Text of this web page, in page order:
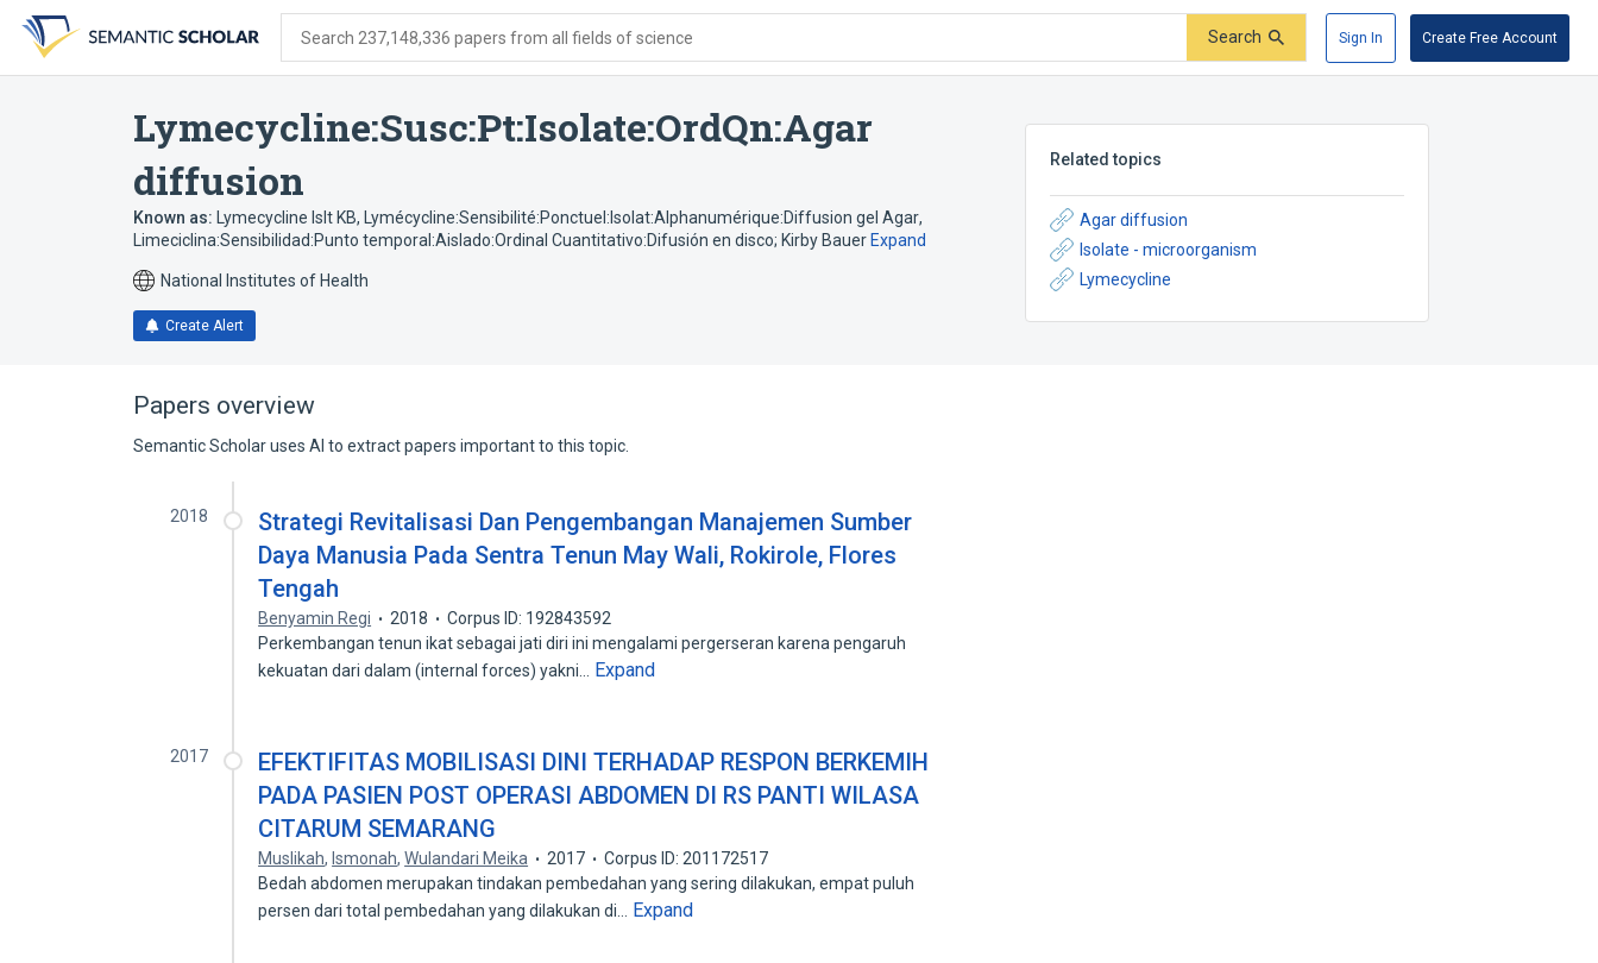
search
form
content
account
menu
Search 237,148,336 papers from all fields of science Search Sign In Create Free Account
Lymecycline:Susc:Pt:Isolate:OrdQn:Agar
diffusion
Known as: Lymecycline Islt KB, Lymécycline:Sensibilité:Ponctuel:Isolat:Alphanumérique:Diffusion gel Agar,
Limeciclina:Sensibilidad:Punto temporal:Aislado:Ordinal Cuantitativo:Difusión en disco; Kirby Bauer Expand
National Institutes of Health
Create Alert
Related topics
Agar diffusion
Isolate - microorganism
Lymecycline
Papers overview
Semantic Scholar uses AI to extract papers important to this topic.
2018
Strategi Revitalisasi Dan Pengembangan Manajemen Sumber
Daya Manusia Pada Sentra Tenun May Wali, Rokirole, Flores
Tengah
Benyamin Regi 2018
Corpus ID: 192843592
Perkembangan tenun ikat sebagai jati diri ini mengalami pergerseran karena pengaruh
kekuatan dari dalam (internal forces) yakni…
Expand
2017
EFEKTIFITAS MOBILISASI DINI TERHADAP RESPON BERKEMIH
PADA PASIEN POST OPERASI ABDOMEN DI RS PANTI WILASA
CITARUM SEMARANG
Muslikah, Ismonah,Wulandari Meika 2017
Corpus ID: 201172517
Bedah abdomen merupakan tindakan pembedahan yang sering dilakukan, empat puluh
persen dari total pembedahan yang dilakukan di…
Expand